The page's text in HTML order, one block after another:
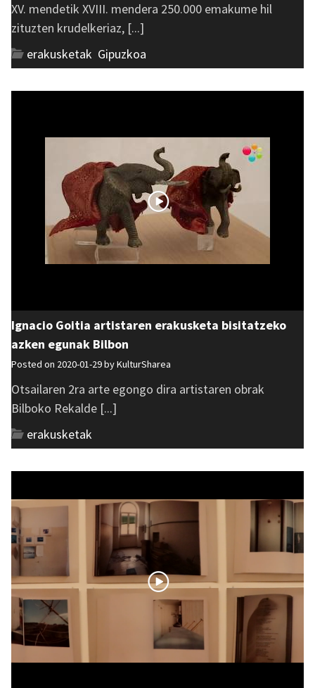
XV. mendetik XVIII. mendera 250.000 emakume hil
zituzten krudelkeriaz, [...]
erakusketak Gipuzkoa
Ignacio Goitia artistaren erakusketa bisitatzeko
azken egunak Bilbon
Posted on 2020-01-29 byKulturSharea
Otsailaren 2ra arte egongo dira artistaren obrak
Bilboko Rekalde [...]
erakusketak